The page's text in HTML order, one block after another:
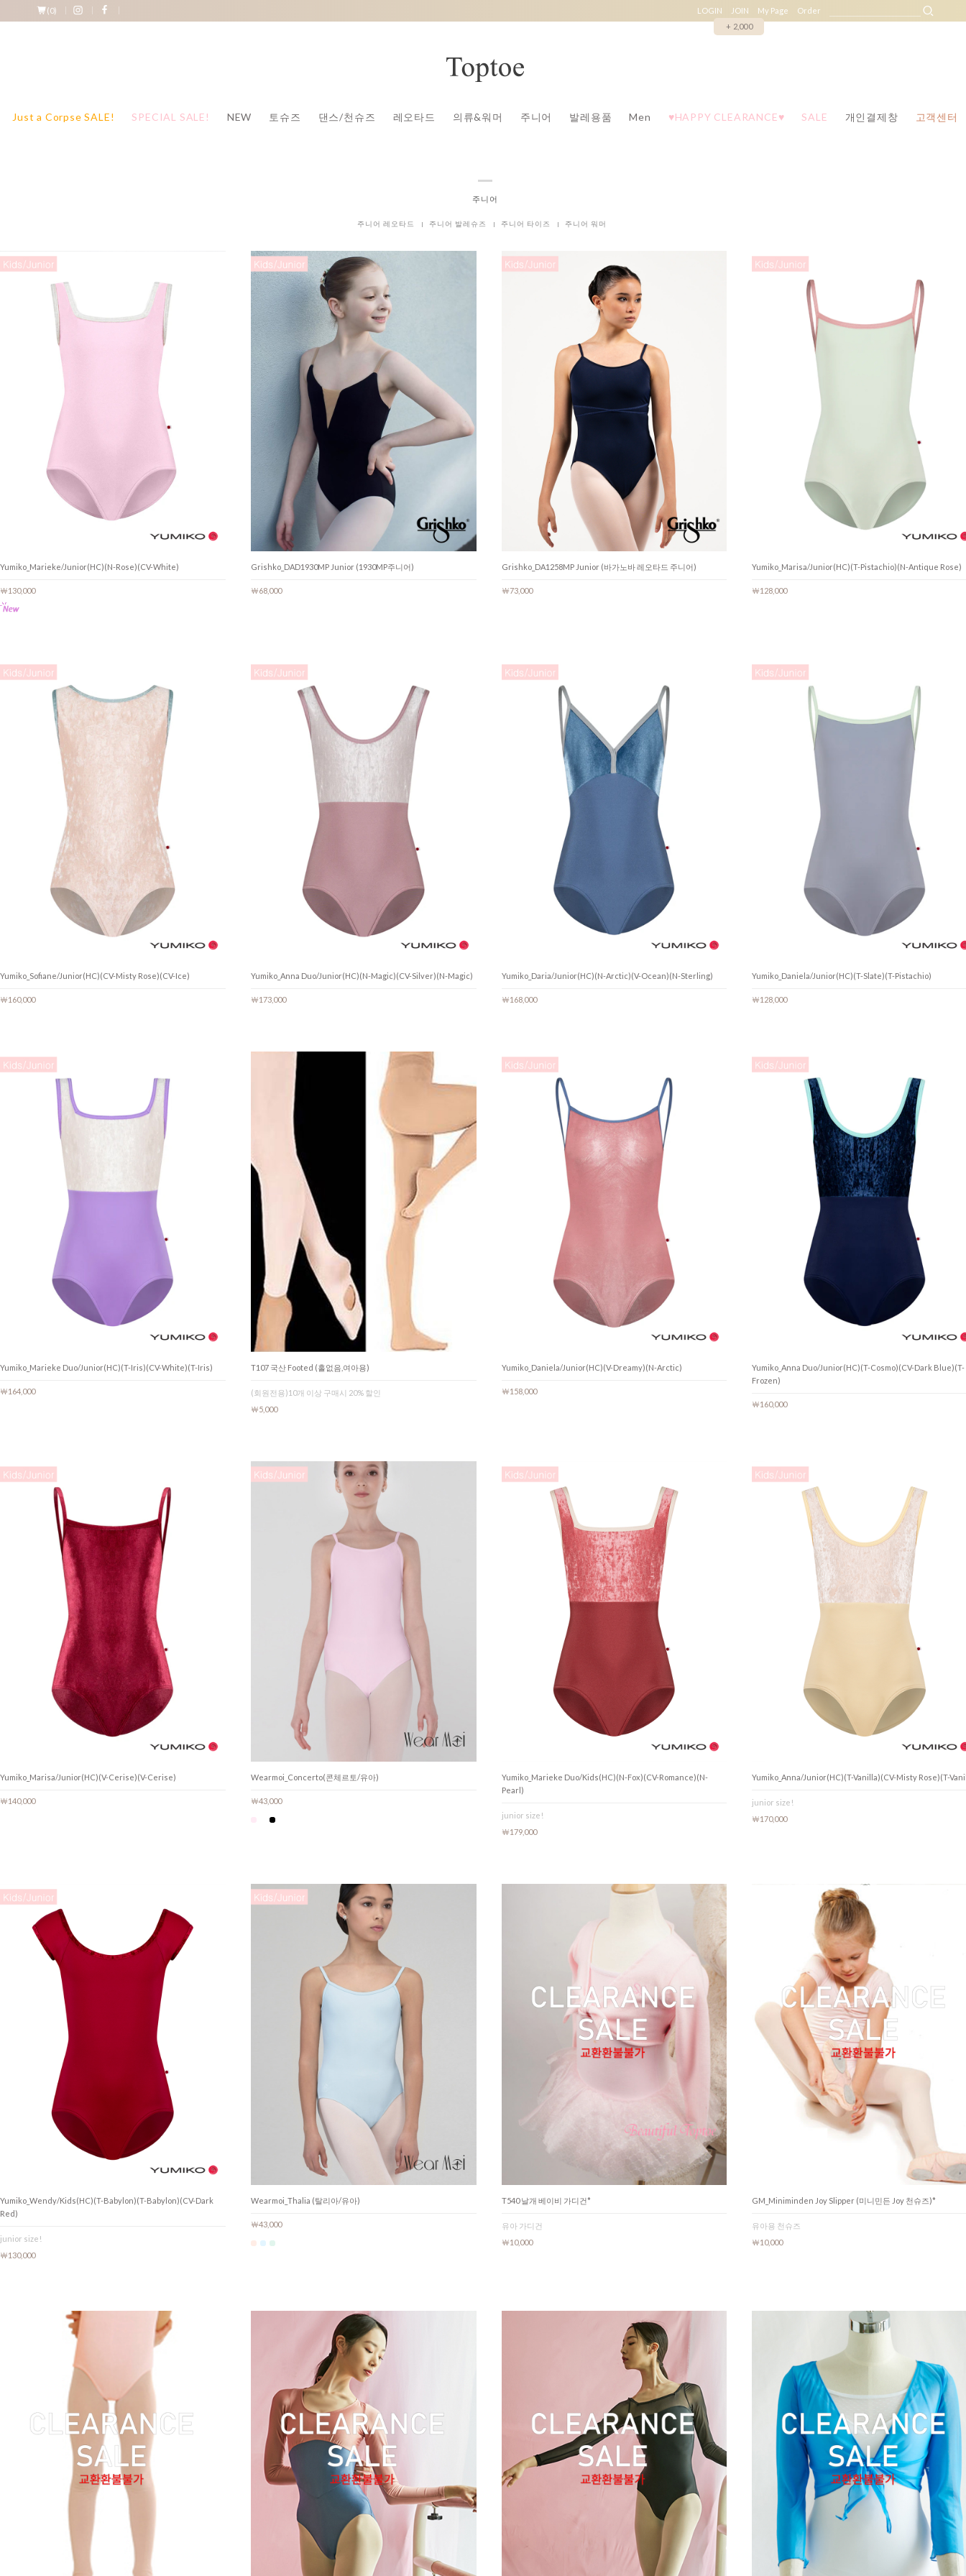
(0) LOGIN
JOIN
+ 2,000
My Page Order
Just a Corpse SALE! SPECIAL SALE! NEW 토슈즈 댄스/천슈즈 레오타드 의류&워머 주니어 발레용품 Men ♥HAPPY CLEARANCE♥ SALE 개인결제창 고객센터
주니어
주니어 레오타드 주니어 발레슈즈 주니어 타이즈 주니어 워머
Yumiko_Marieke/Junior(HC)(N-Rose)(CV-White)
￦130,000
Grishko_DAD1930MP Junior (1930MP주니어)
￦68,000
Grishko_DA1258MP Junior (바가노바 레오타드 주니어)
￦73,000
Yumiko_Marisa/Junior(HC)(T-Pistachio)(N-Antique Rose)
￦128,000
Yumiko_Sofiane/Junior(HC)(CV-Misty Rose)(CV-Ice)
￦160,000
Yumiko_Anna Duo/Junior(HC)(N-Magic)(CV-Silver)(N-Magic)
￦173,000
Yumiko_Daria/Junior(HC)(N-Arctic)(V-Ocean)(N-Sterling)
￦168,000
Yumiko_Daniela/Junior(HC)(T-Slate)(T-Pistachio)
￦128,000
Yumiko_Marieke Duo/Junior(HC)(T-Iris)(CV-White)(T-Iris)
￦164,000
T107 국산 Footed (홀없음,여아용)
(회원전용)10개 이상 구매시 20% 할인
￦5,000
Yumiko_Daniela/Junior(HC)(V-Dreamy)(N-Arctic)
￦158,000
Yumiko_Anna Duo/Junior(HC)(T-Cosmo)(CV-Dark Blue)(T-
Frozen)
￦160,000
Yumiko_Marisa/Junior(HC)(V-Cerise)(V-Cerise)
￦140,000
Wearmoi_Concerto(콘체르토/유아)
￦43,000
Yumiko_Marieke Duo/Kids(HC)(N-Fox)(CV-Romance)(N-
Pearl)
junior size!
￦179,000
Yumiko_Anna/Junior(HC)(T-Vanilla)(CV-Misty Rose)(T-
junior size!
￦170,000
Yumiko_Wendy/Kids(HC)(T-Babylon)(T-Babylon)(CV-Dark
Red)
junior size!
￦130,000
Wearmoi_Thalia (탈리아/유아)
￦43,000
T540 날개 베이비 가디건*
유아 가디건
￦10,000
GM_Miniminden Joy Slipper (미니민든 Joy 천슈즈)*
유아용 천슈즈
￦10,000